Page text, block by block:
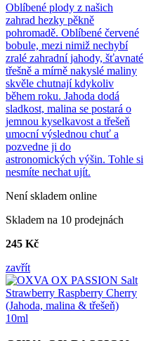
Oblíbené plody z našich
zahrad hezky pěkně
pohromadě. Oblíbené červené
bobule, mezi nimiž nechybí
zralé zahradní jahody, šťavnaté
třešně a mírně nakyslé maliny
skvěle chutnají kdykoliv
během roku. Jahoda dodá
sladkost, malina se postará o
jemnou kyselkavost a třešeň
umocní výslednou chuť a
pozvedne ji do
astronomických výšin. Tohle si
nesmíte nechat ujít.
Není skladem online
Skladem na 10 prodejnách
245 Kč
zavřít